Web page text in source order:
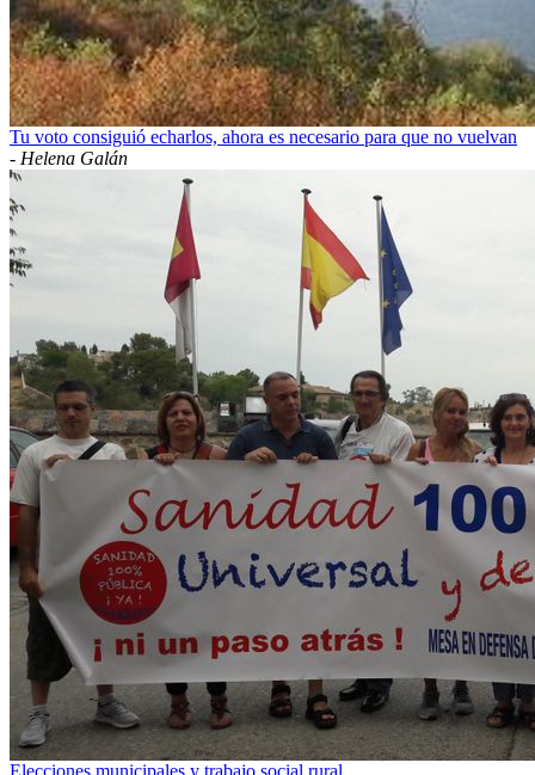
Tu voto consiguió echarlos, ahora es necesario para que no vuelvan
- Helena Galán